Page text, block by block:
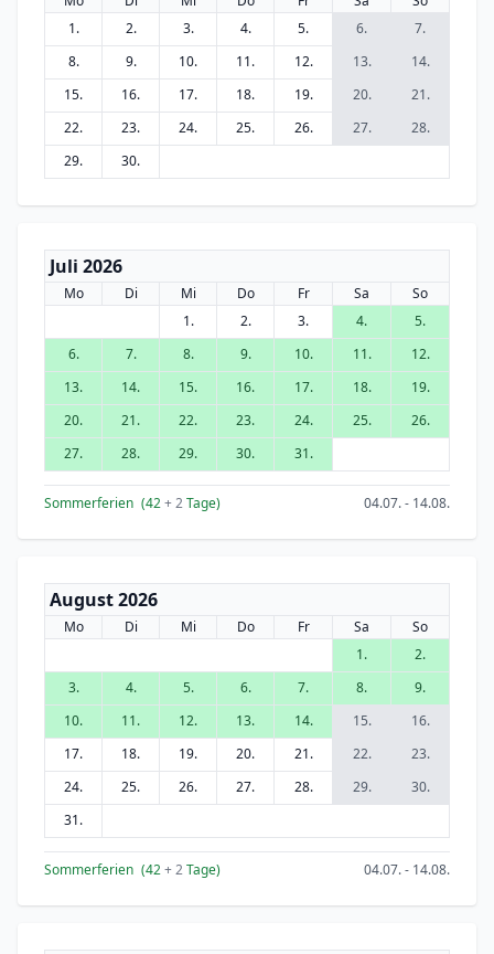
1.
2. 3. 4. 5. 6.
7.
8.
9. 10. 11. 12. 13.
14.
15.
16. 17. 18. 19. 20.
21.
22.
23. 24. 25. 26. 27.
28.
29.
30.
Juli 2026
Mo Di Mi Do Fr Sa
So
1.
2. 3. 4.
5.
6.
7. 8. 9. 10. 11.
12.
13.
14. 15. 16. 17. 18.
19.
20.
21. 22. 23. 24. 25.
26.
27.
28. 29. 30. 31.
Sommerferien (42+ 2Tage) 04.07. - 14.08.
August 2026
Mo Di Mi Do Fr Sa
So
1.
2.
3.
4. 5. 6. 7. 8.
9.
10.
11. 12. 13. 14. 15.
16.
17.
18. 19. 20. 21. 22.
23.
24.
25. 26. 27. 28. 29.
30.
31.
Sommerferien (42+ 2Tage) 04.07. - 14.08.